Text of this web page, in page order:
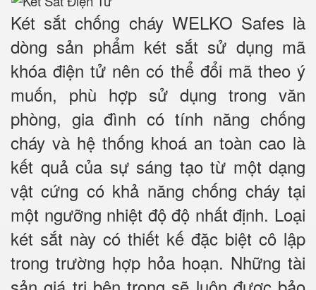
Két sắt chống cháy WELKO Safes là
dòng sản phẩm két sắt sử dụng mã
khóa điện tử nên có thể đổi mã theo ý
muốn, phù hợp sử dụng trong văn
phòng, gia đình có tính năng chống
cháy và hệ thống khoá an toàn cao là
kết quả của sự sáng tạo từ một dạng
vật cứng có khả năng chống cháy tại
một ngưỡng nhiệt độ độ nhất định. Loại
két sắt này có thiết kế đặc biệt cô lập
trong trường hợp hỏa hoạn. Những tài